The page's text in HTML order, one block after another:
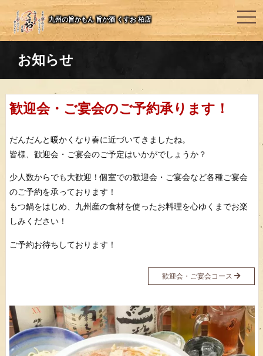
九州の旨かもん 旨か酒 くすお 柏店
お知らせ
歓迎会・ご宴会のご予約承ります！
だんだんと暖かくなり春に近づいてきましたね。
皆様、歓迎会・ご宴会のご予定はいかがでしょうか？
少人数からでも大歓迎！個室での歓迎会・ご宴会など各種ご宴会
のご予約を承っております！
もつ鍋をはじめ、九州産の食材を使ったお料理を心ゆくまでお楽
しみください！
ご予約お待ちしております！
歓迎会・ご宴会コース